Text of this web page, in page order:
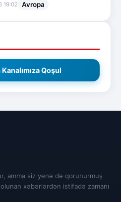
19:02 Avropa
Qoşul
amma siz yenə də qorunurmuş
xəbərlərdən istifadə zamanı